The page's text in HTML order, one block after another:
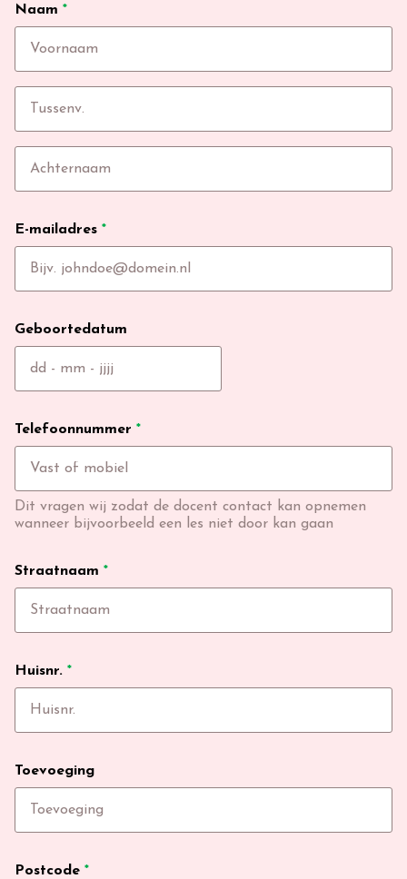
Naam *
E-mailadres *
Geboortedatum
Telefoonnummer *
Dit vragen wij zodat de docent contact kan opnemen
wanneer bijvoorbeeld een les niet door kan gaan
Straatnaam *
Huisnr. *
Toevoeging
Postcode *